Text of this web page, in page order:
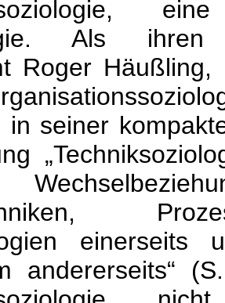
Als ihren
Roger Häußling,
in seiner
einerseits
andererseits“